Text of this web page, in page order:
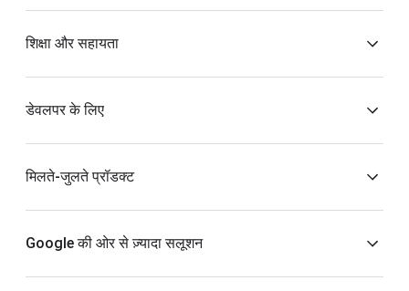
शिक्षा और सहायता
सहायता केंद्र
डेवलपर के लिए
Google Developers साइट
मिलते-जुलते प्रॉडक्ट
Google Ads
Google की ओर से ज़्यादा सलूशन